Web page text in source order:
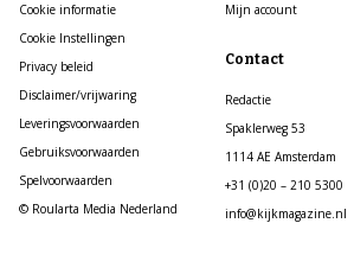
Cookie informatie
Cookie Instellingen
Privacy beleid
Disclaimer/vrijwaring
Leveringsvoorwaarden
Gebruiksvoorwaarden
Spelvoorwaarden
© Roularta Media Nederland
Mijn account
Contact
Redactie
Spaklerweg 53
1114 AE Amsterdam
+31 (0)20 – 210 5300
info@kijkmagazine.nl